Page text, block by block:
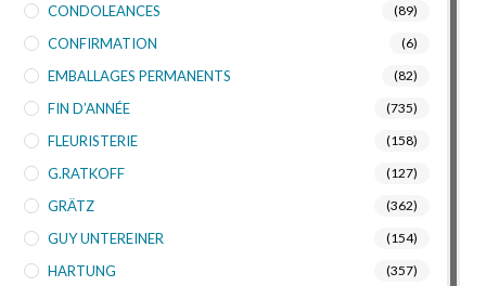
CONDOLEANCES (89)
CONFIRMATION (6)
EMBALLAGES PERMANENTS (82)
FIN D’ANNÉE (735)
FLEURISTERIE (158)
G.RATKOFF (127)
GRÄTZ (362)
GUY UNTEREINER (154)
HARTUNG (357)